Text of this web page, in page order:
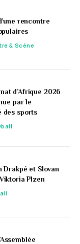
rencontre
& Scène
d’Afrique 2026
par le
des sports
Drakpé et Slovan
Plzen